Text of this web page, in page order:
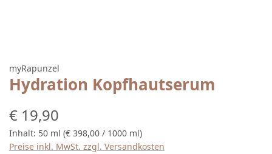
myRapunzel
Hydration Kopfhautserum
Regulärer Preis:
€ 19,90
Inhalt: 50 ml (€ 398,00 / 1000 ml)
Preise inkl. MwSt. zzgl. Versandkosten